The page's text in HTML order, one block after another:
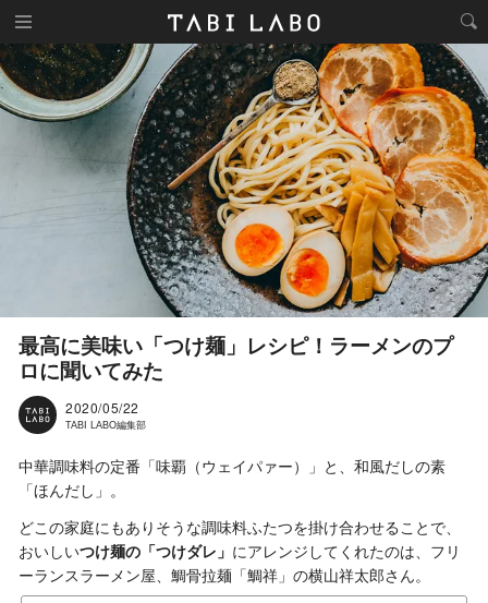
最高に美味い「つけ麺」レシピ！ラーメンのプ
ロに聞いてみた
2020/05/22
TABI LABO編集部
中華調味料の定番「味覇（ウェイパァー）」と、和風だしの素
「ほんだし」。
どこの家庭にもありそうな調味料ふたつを掛け合わせることで、
おいしいつけ麺の「つけダレ」 にアレンジしてくれたのは、フリ
ーランスラーメン屋、鯛骨拉麺「鯛祥」の横山祥太郎さん。